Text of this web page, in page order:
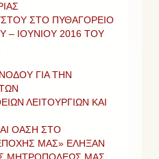
ΣΤΟ ΠΥΘΑΓΟΡΕΙΟ
ΙΟΥΝΙΟΥ 2016 ΤΟΥ
ΓΙΑ ΤΗΝ
ΛΕΙΤΟΥΡΓΙΩΝ ΚΑΙ
ΟΑΣΗ ΣΤΟ
ΜΑΣ» ΕΛΗΞΑΝ